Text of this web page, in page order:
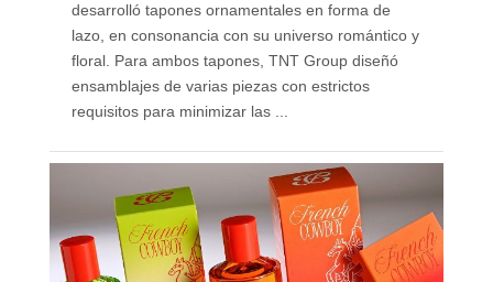
desarrolló tapones ornamentales en forma de
lazo, en consonancia con su universo romántico y
floral. Para ambos tapones, TNT Group diseñó
ensamblajes de varias piezas con estrictos
requisitos para minimizar las ...